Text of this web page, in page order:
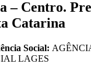
– Centro.
Catarina
Social:
LAGES